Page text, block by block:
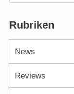
Rubriken
News
Reviews